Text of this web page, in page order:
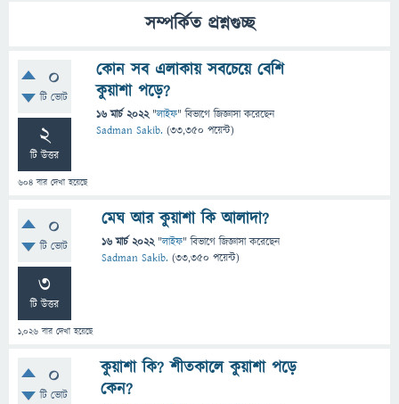
সম্পর্কিত প্রশ্নগুচ্ছ
0
টি ভোট
2
টি উত্তর
604 বার দেখা হয়েছে
কোন সব এলাকায় সবচেয়ে বেশি
কুয়াশা পড়ে?
16 মার্চ 2022 "লাইফ" বিভাগে জিজ্ঞাসাকরেছেন
Sadman Sakib. (33,350 পয়েন্ট)
0
টি ভোট
3
টি উত্তর
1,026 বার দেখা হয়েছে
মেঘ আর কুয়াশা কি আলাদা?
16 মার্চ 2022 "লাইফ" বিভাগে জিজ্ঞাসাকরেছেন
Sadman Sakib. (33,350 পয়েন্ট)
0
টি ভোট
কুয়াশা কি? শীতকালে কুয়াশা পড়ে
কেন?